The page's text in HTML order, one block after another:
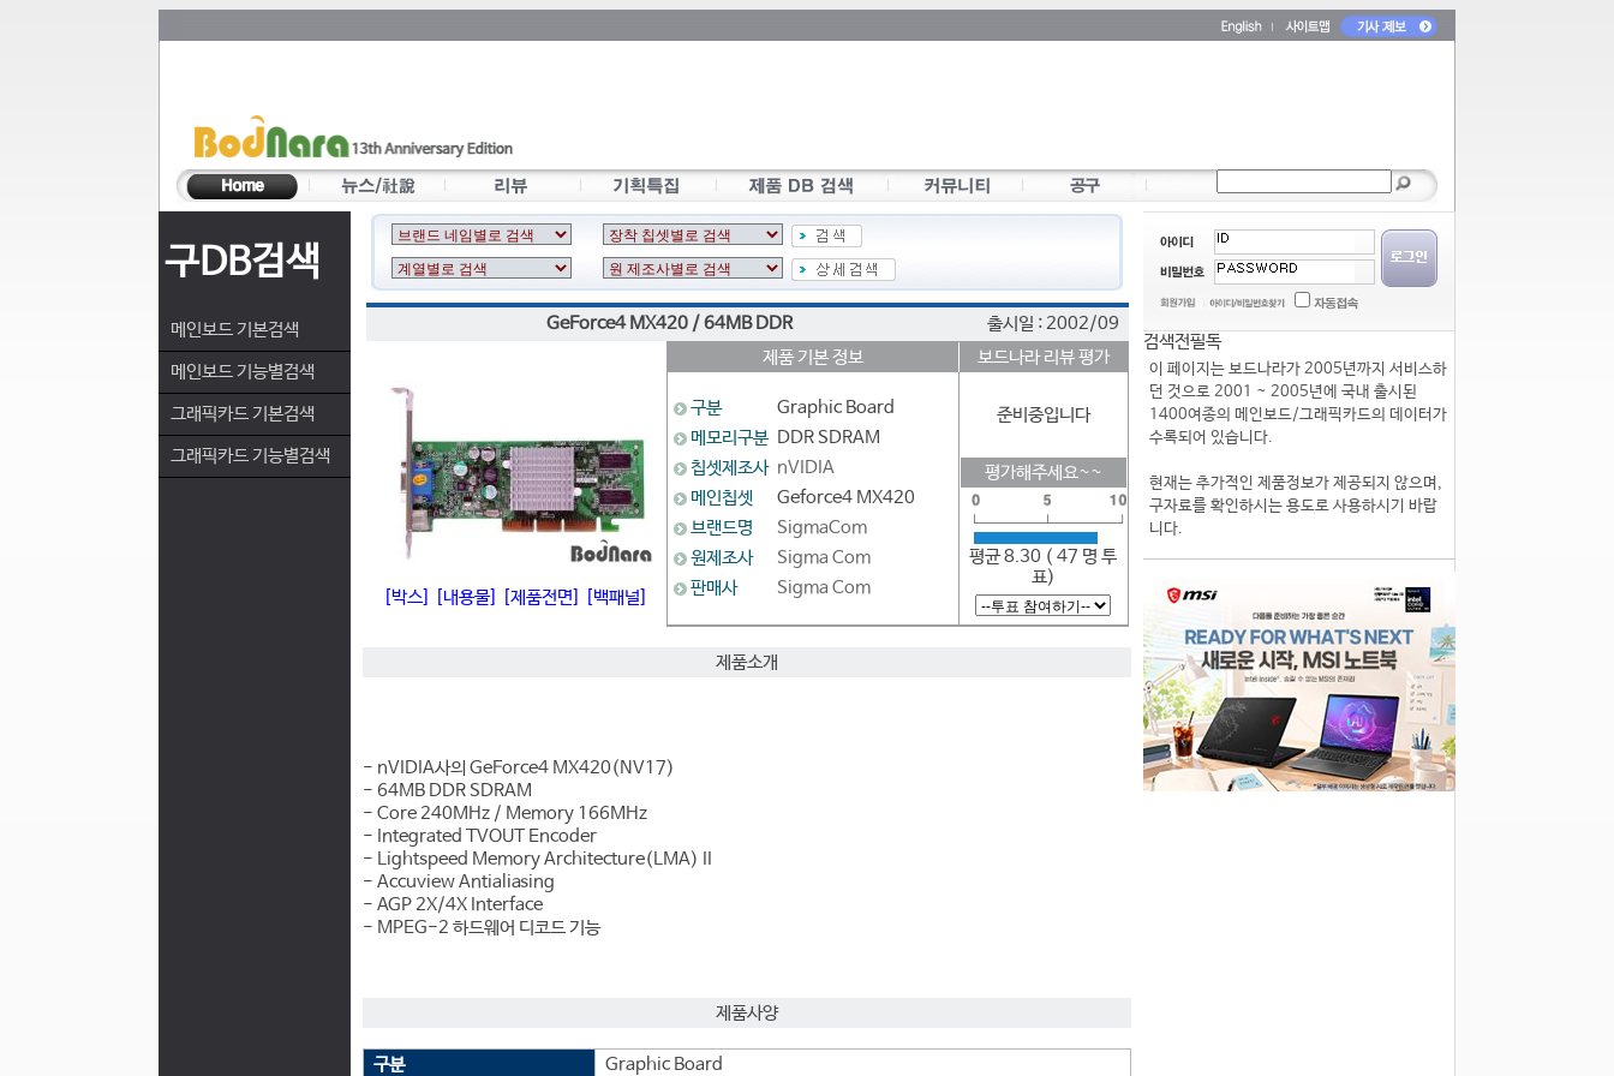
구DB검색
메인보드 기본검색
메인보드 기능별검색
그래픽카드 기본검색
그래픽카드 기능별검색
GeForce4 MX420 / 64MB DDR 출시일 : 2002/09
[박스] [내용물] [제품전면] [백패널]
제품 기본 정보 보드나라 리뷰 평가
구분
Graphic Board
메모리구분 DDR SDRAM
칩셋제조사 nVIDIA
메인칩셋
Geforce4 MX420
브랜드명
SigmaCom
원제조사
Sigma Com
판매사
Sigma Com
준비중입니다
평가해주세요~~
평균 8.30 ( 47 명 투
표)
제품소개
- nVIDIA사의 GeForce4 MX420(NV17)
- 64MB DDR SDRAM
- Core 240MHz / Memory 166MHz
- Integrated TVOUT Encoder
- Lightspeed Memory Architecture(LMA) II
- Accuview Antialiasing
- AGP 2X/4X Interface
- MPEG-2 하드웨어 디코드 기능
제품사양
구분
Graphic Board
검색전필독
이 페이지는 보드나라가 2005년까지 서비스하
던 것으로 2001 ~ 2005년에 국내 출시된
1400여종의 메인보드/그래픽카드의 데이터가
수록되어 있습니다.
현재는 추가적인 제품정보가 제공되지 않으며,
구자료를 확인하시는 용도로 사용하시기 바랍
니다.